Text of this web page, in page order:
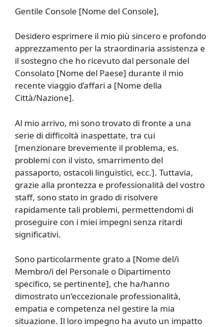
Gentile Console [Nome del Console],
Desidero esprimere il mio più sincero e profondo
apprezzamento per la straordinaria assistenza e
il sostegno che ho ricevuto dal personale del
Consolato [Nome del Paese] durante il mio
recente viaggio d’affari a [Nome della
Città/Nazione].
Al mio arrivo, mi sono trovato di fronte a una
serie di difficoltà inaspettate, tra cui
[menzionare brevemente il problema, es.
problemi con il visto, smarrimento del
passaporto, ostacoli linguistici, ecc.]. Tuttavia,
grazie alla prontezza e professionalità del vostro
staff, sono stato in grado di risolvere
rapidamente tali problemi, permettendomi di
proseguire con i miei impegni senza ritardi
significativi.
Sono particolarmente grato a [Nome del/i
Membro/i del Personale o Dipartimento
specifico, se pertinente], che ha/hanno
dimostrato un’eccezionale professionalità,
empatia e competenza nel gestire la mia
situazione. Il loro impegno ha avuto un impatto